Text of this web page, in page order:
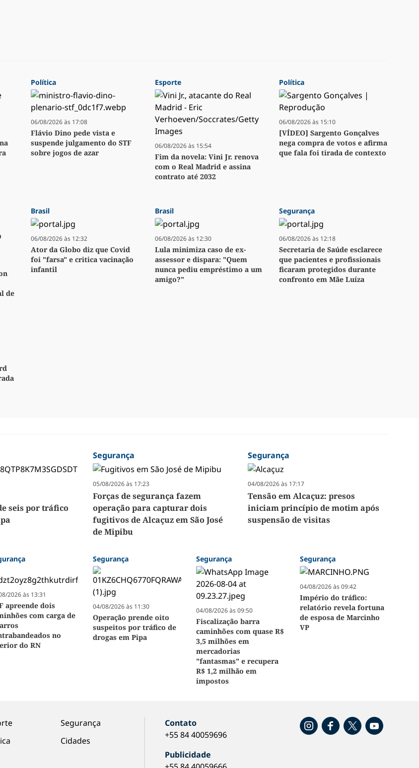
Política
06/08/2026 às 17:08
Flávio Dino pede vista e
suspende julgamento do STF
sobre jogos de azar
Esporte
06/08/2026 às 15:54
Fim da novela: Vini Jr. renova
com o Real Madrid e assina
contrato até 2032
Política
06/08/2026 às 15:10
[VÍDEO] Sargento Gonçalves
nega compra de votos e afirma
que fala foi tirada de contexto
de
Brasil
06/08/2026 às 12:32
Ator da Globo diz que Covid
foi "farsa" e critica vacinação
infantil
Brasil
06/08/2026 às 12:30
Lula minimiza caso de ex-
assessor e dispara: "Quem
nunca pediu empréstimo a um
amigo?"
Segurança
06/08/2026 às 12:18
Secretaria de Saúde esclarece
que pacientes e profissionais
ficaram protegidos durante
confronto em Mãe Luíza
seis por tráfico
Segurança
05/08/2026 às 17:23
Forças de segurança fazem
operação para capturar dois
fugitivos de Alcaçuz em São José
de Mipibu
Segurança
04/08/2026 às 17:17
Tensão em Alcaçuz: presos
iniciam princípio de motim após
suspensão de visitas
2026 às 13:31
apreende dois
com carga de
no
do RN
Segurança
04/08/2026 às 11:30
Operação prende oito
suspeitos por tráfico de
drogas em Pipa
Segurança
04/08/2026 às 09:50
Fiscalização barra
caminhões com quase R$
3,5 milhões em
mercadorias
"fantasmas" e recupera
R$ 1,2 milhão em
impostos
Segurança
04/08/2026 às 09:42
Império do tráfico:
relatório revela fortuna
de esposa de Marcinho
VP
Segurança
Cidades
Contato
+55 84 40059696
Publicidade